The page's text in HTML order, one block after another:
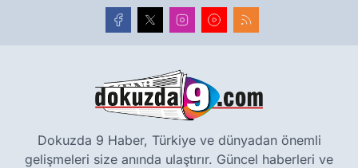
Dokuzda 9 Haber, Türkiye ve dünyadan önemli
gelişmeleri size anında ulaştırır. Güncel haberleri ve